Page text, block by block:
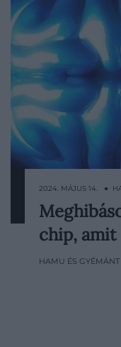
A Neuralink
működik
2024. MÁJUS 14. ●
chip,
HAMU ÉS GYÉMÁNT